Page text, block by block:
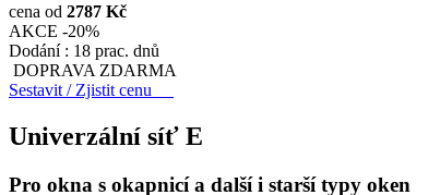
cena od 2787 Kč
AKCE -20%
Dodání : 18 prac. dnů
DOPRAVA ZDARMA
Sestavit / Zjistit cenu
Univerzální síť E
Pro okna s okapnicí a další i starší typy oken